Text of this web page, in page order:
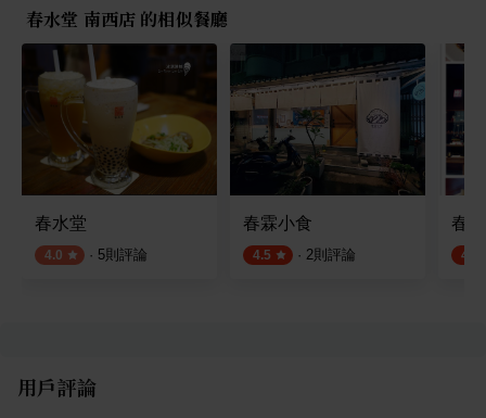
春水堂 南西店 的相似餐廳
春水堂
4.0 · 5則評論
春霖小食
4.5 · 2則評論
春
4.5
用戶評論